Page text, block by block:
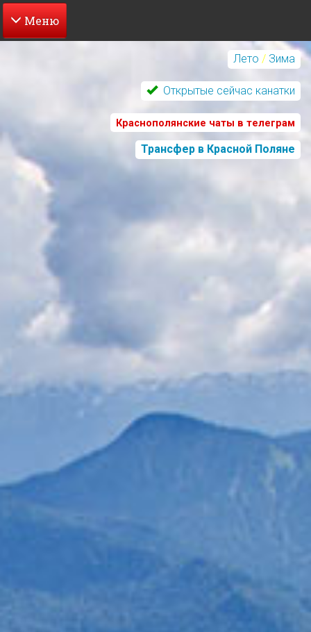
Перейти
Лето / Зима
Открытые сейчас канатки
Краснополянские чаты в телеграм
Трансфер в Красной Поляне